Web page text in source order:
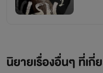
นิยายเรื่องอื่นๆ ที่เกี่